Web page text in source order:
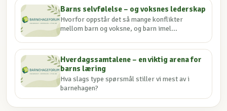
Barns selvfølelse – og voksnes lederskap
Hvorfor oppstår det så mange konflikter
mellom barn og voksne, og barn imel...
Hverdagssamtalene – en viktig arena for
barns læring
Hva slags type spørsmål stiller vi mest av i
barnehagen?